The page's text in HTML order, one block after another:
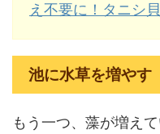
え不要に！タニシ
池に水草を増やす
もう一つ、藻が増え